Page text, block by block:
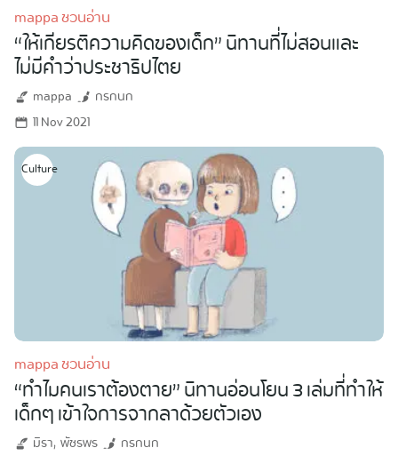
mappa ชวนอ่าน
“ให้เกียรติความคิดของเด็ก” นิทานที่ไม่สอนและ
ไม่มีคำว่าประชาธิปไตย
mappa
กรกนก
11 Nov 2021
Culture
mappa ชวนอ่าน
“ทำไมคนเราต้องตาย” นิทานอ่อนโยน 3 เล่มที่ทำให้
เด็กๆ เข้าใจการจากลาด้วยตัวเอง
มิรา พัชรพร
กรกนก